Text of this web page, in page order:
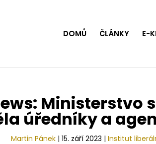
DOMŮ ČLÁNKY E-
Ministerstvo
úředníky a
Martin Pánek | 15. září 2023 | Institut